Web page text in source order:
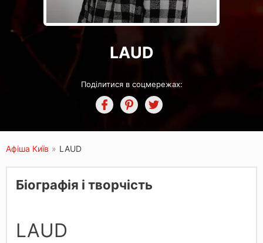
LAUD
Поділитися в соцмережах:
Афіша Київ » LAUD
Біографія і творчість
LAUD